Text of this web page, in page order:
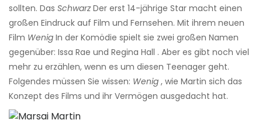
sollten. Das SchwarzDer erst 14-jährige Star macht einen
großen Eindruck auf Film und Fernsehen. Mit ihrem neuen
Film Wenig In der Komödie spielt sie zwei großen Namen
gegenüber: Issa Rae und Regina Hall . Aber es gibt noch viel
mehr zu erzählen, wenn es um diesen Teenager geht.
Folgendes müssen Sie wissen: Wenig , wie Martin sich das
Konzept des Films und ihr Vermögen ausgedacht hat.